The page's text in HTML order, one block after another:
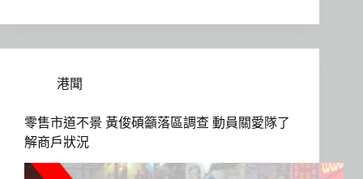
港聞
零售市道不景 黃俊碩籲落區調查 動員關愛隊了
解商戶狀況